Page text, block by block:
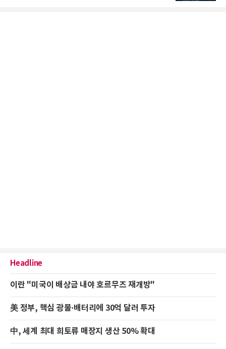
Headline
이란 "미국이 배상금 내야 호르무즈 재개방"
美 정부, 핵심 광물·배터리에 30억 달러 투자
中, 세계 최대 희토류 매장지 생산 50% 확대